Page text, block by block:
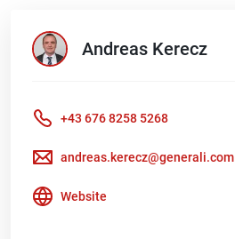
Andreas Kerecz
+43 676 8258 5268
andreas.kerecz@generali.com
Website